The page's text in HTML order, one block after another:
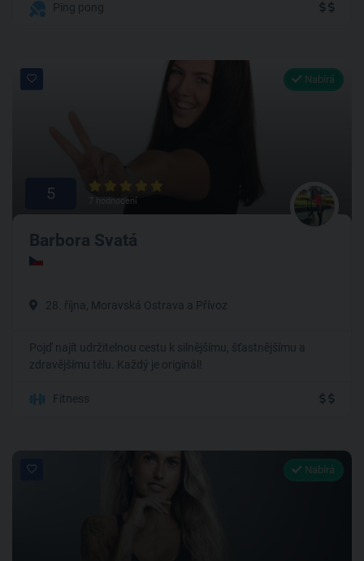
Ping pong
Nabírá
5 7 hodnocení
Barbora Svatá
28. října, Moravská Ostrava a Přívoz
Pojď najít udržitelnou cestu k silnějšímu, šťastnějšímu a
zdravějšímu tělu. Každý je originál!
Fitness
Nabírá